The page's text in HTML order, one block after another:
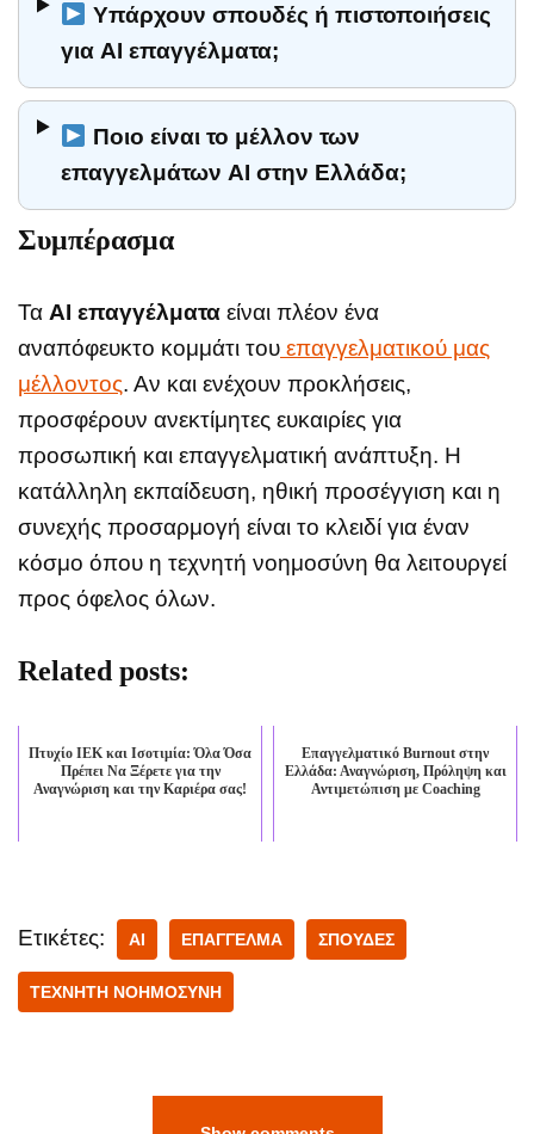
Υπάρχουν σπουδές ή πιστοποιήσεις
για AI επαγγέλματα;
Ποιο είναι το μέλλον των
επαγγελμάτων AI στην Ελλάδα;
Συμπέρασμα
Τα AI επαγγέλματα είναι πλέον ένα
αναπόφευκτο κομμάτι του επαγγελματικού μας
μέλλοντος. Αν και ενέχουν προκλήσεις,
προσφέρουν ανεκτίμητες ευκαιρίες για
προσωπική και επαγγελματική ανάπτυξη. Η
κατάλληλη εκπαίδευση, ηθική προσέγγιση και η
συνεχής προσαρμογή είναι το κλειδί για έναν
κόσμο όπου η τεχνητή νοημοσύνη θα λειτουργεί
προς όφελος όλων.
Related posts:
Πτυχίο ΙΕΚ και Ισοτιμία: Όλα Όσα
Πρέπει Να Ξέρετε για την
Αναγνώριση και την Καριέρα σας!
Επαγγελματικό Burnout στην
Ελλάδα: Αναγνώριση, Πρόληψη και
Αντιμετώπιση με Coaching
Ετικέτες: AI ΕΠΑΓΓΕΛΜΑ ΣΠΟΥΔΕΣ
ΤΕΧΝΗΤΗ ΝΟΗΜΟΣΥΝΗ